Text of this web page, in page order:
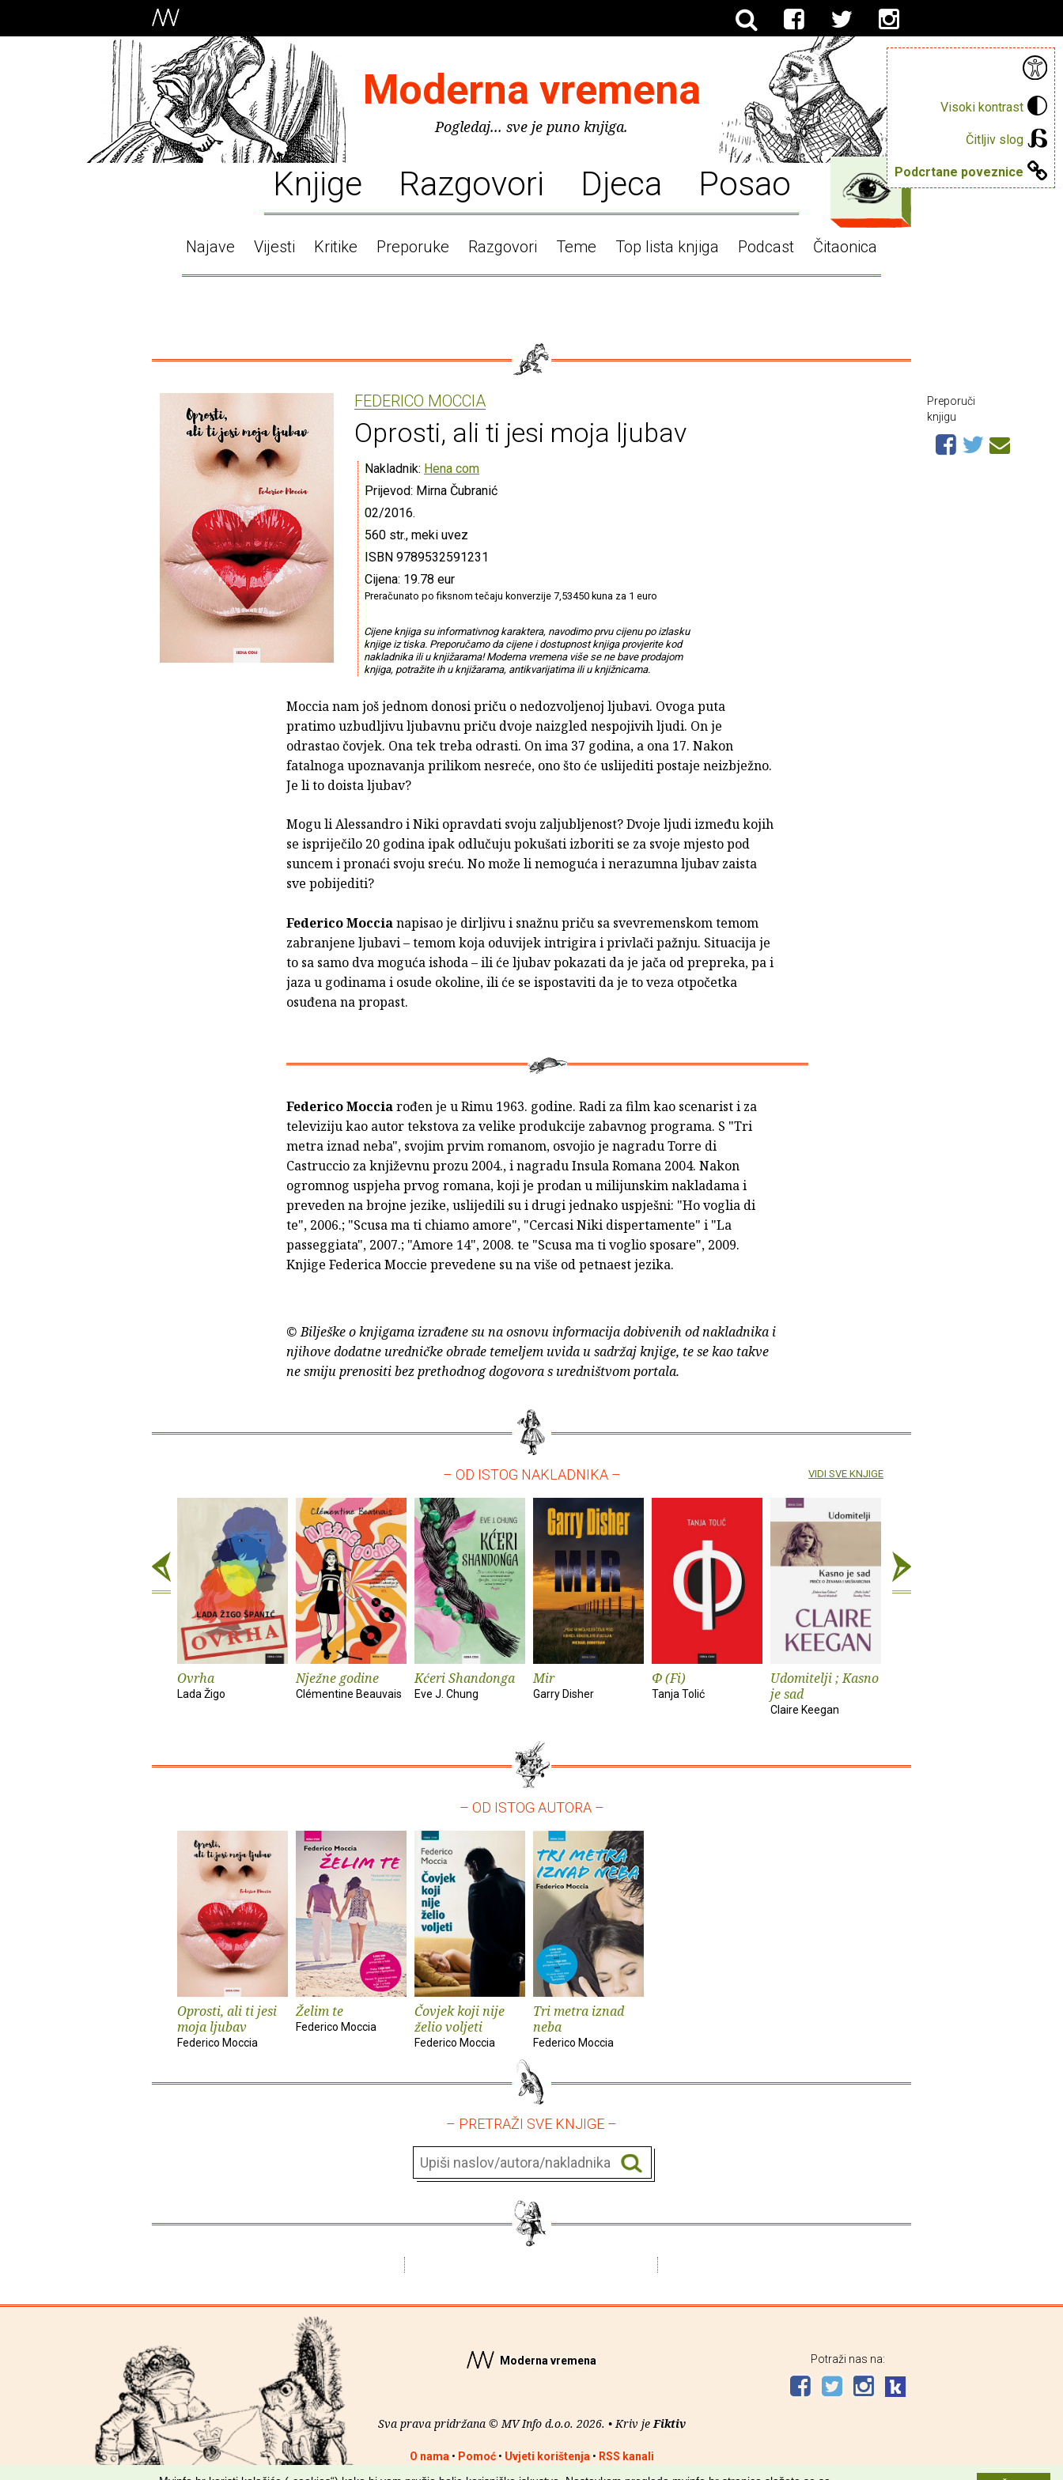
Visoki kontrast
Čitljiv slog
Podcrtane poveznice
Moderna vremena
Pogledaj... sve je puno knjiga.
Knjige Razgovori Djeca Posao
Najave Vijesti Kritike Preporuke Razgovori Teme Top lista knjiga Podcast Čitaonica
FEDERICO MOCCIA
Oprosti, ali ti jesi moja ljubav
Nakladnik: Hena com
Prijevod: Mirna Čubranić
02/2016.
560 str., meki uvez
ISBN 9789532591231
Cijena: 19.78 eur
Preračunato po fiksnom tečaju konverzije 7,53450 kuna za 1 euro
Cijene knjiga su informativnog karaktera, navodimo prvu cijenu po izlasku
knjige iz tiska. Preporučamo da cijene i dostupnost knjiga provjerite kod
nakladnika ili u knjižarama! Moderna vremena više se ne bave prodajom
knjiga, potražite ih u knjižarama, antikvarijatima ili u knjižnicama.
Moccia nam još jednom donosi priču o nedozvoljenoj ljubavi. Ovoga puta
pratimo uzbudljivu ljubavnu priču dvoje naizgled nespojivih ljudi. On je
odrastao čovjek. Ona tek treba odrasti. On ima 37 godina, a ona 17. Nakon
fatalnoga upoznavanja prilikom nesreće, ono što će uslijediti postaje neizbježno.
Je li to doista ljubav?
Mogu li Alessandro i Niki opravdati svoju zaljubljenost? Dvoje ljudi između kojih
se ispriječilo 20 godina ipak odlučuju pokušati izboriti se za svoje mjesto pod
suncem i pronaći svoju sreću. No može li nemoguća i nerazumna ljubav zaista
sve pobijediti?
Federico Moccianapisao je dirljivu i snažnu priču sa svevremenskom temom
zabranjene ljubavi – temom koja oduvijek intrigira i privlači pažnju. Situacija je
to sa samo dva moguća ishoda – ili će ljubav pokazati da je jača od prepreka, pa i
jaza u godinama i osude okoline, ili će se ispostaviti da je to veza otpočetka
osuđena na propast.
Federico Mocciarođen je u Rimu 1963. godine. Radi za film kao scenarist i za
televiziju kao autor tekstova za velike produkcije zabavnog programa. S "Tri
metra iznad neba", svojim prvim romanom, osvojio je nagradu Torre di
Castruccio za književnu prozu 2004., i nagradu Insula Romana 2004. Nakon
ogromnog uspjeha prvog romana, koji je prodan u milijunskim nakladama i
preveden na brojne jezike, uslijedili su i drugi jednako uspješni: "Ho voglia di
te", 2006.; "Scusa ma ti chiamo amore", "Cercasi Niki dispertamente" i "La
passeggiata", 2007.; "Amore 14", 2008. te "Scusa ma ti voglio sposare", 2009.
Knjige Federica Moccie prevedene su na više od petnaest jezika.
© Bilješke o knjigama izrađene su na osnovu informacija dobivenih od nakladnika i
njihove dodatne uredničke obrade temeljem uvida u sadržaj knjige, te se kao takve
ne smiju prenositi bez prethodnog dogovora s uredništvom portala.
Preporuči
knjigu
– OD ISTOG NAKLADNIKA –
Ovrha
Lada Žigo
Nježne godine
Clémentine Beauvais
Kćeri Shandonga
Eve J. Chung
Mir
Garry Disher
Φ (Fi)
Tanja Tolić
Udomitelji ; Kasno
je sad
Claire Keegan
VIDI SVE KNJIGE
– OD ISTOG AUTORA –
Oprosti, ali ti jesi
moja ljubav
Federico Moccia
Želim te
Federico Moccia
Čovjek koji nije
želio voljeti
Federico Moccia
Tri metra iznad
neba
Federico Moccia
– PRETRAŽI SVE KNJIGE –
Moderna vremena
Sva prava pridržana © MV Info d.o.o. 2026. • Kriv je Fiktiv
O nama • Pomoć• Uvjeti korištenja • RSS kanali
Potraži nas na: